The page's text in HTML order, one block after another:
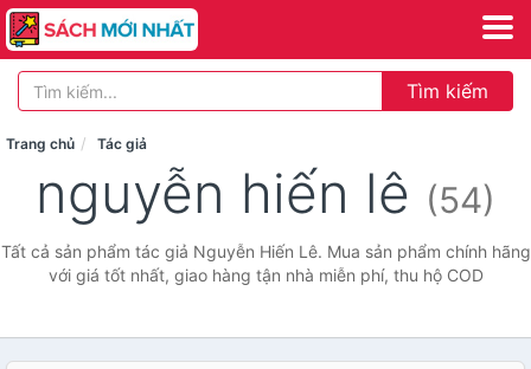
Tìm kiếm
Trang chủ Tác giả
nguyễn hiến lê (54)
Tất cả sản phẩm tác giả Nguyễn Hiến Lê. Mua sản phẩm chính hãng
với giá tốt nhất, giao hàng tận nhà miễn phí, thu hộ COD